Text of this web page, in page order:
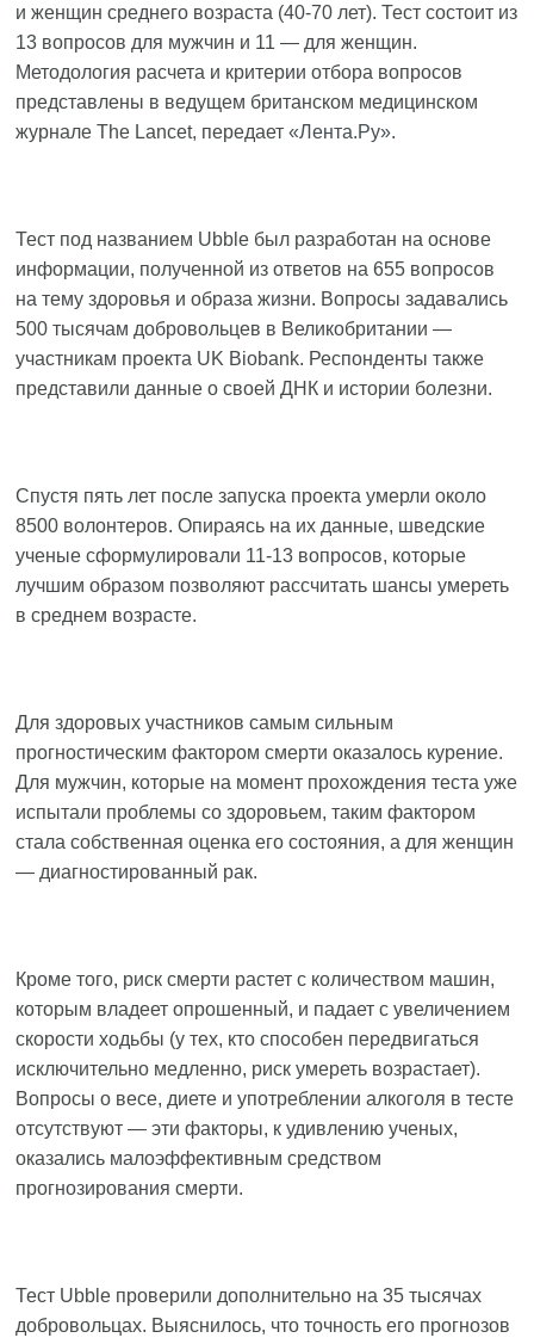
и женщин среднего возраста (40-70 лет). Тест состоит из
13 вопросов для мужчин и 11 — для женщин.
Методология расчета и критерии отбора вопросов
представлены в ведущем британском медицинском
журнале The Lancet, передает«Лента.Ру».
Тест под названием Ubble был разработан на основе
информации, полученной из ответов на 655 вопросов
на тему здоровья и образа жизни. Вопросы задавались
500 тысячам добровольцев в Великобритании —
участникам проекта UK Biobank. Респонденты также
представили данные о своей ДНК и истории болезни.
Спустя пять лет после запуска проекта умерли около
8500 волонтеров. Опираясь на их данные, шведские
ученые сформулировали 11-13 вопросов, которые
лучшим образом позволяют рассчитать шансы умереть
в среднем возрасте.
Для здоровых участников самым сильным
прогностическим фактором смерти оказалось курение.
Для мужчин, которые на момент прохождения теста уже
испытали проблемы со здоровьем, таким фактором
стала собственная оценка его состояния, а для женщин
— диагностированный рак.
Кроме того, риск смерти растет с количеством машин,
которым владеет опрошенный, и падает с увеличением
скорости ходьбы (у тех, кто способен передвигаться
исключительно медленно, риск умереть возрастает).
Вопросы о весе, диете и употреблении алкоголя в тесте
отсутствуют — эти факторы, к удивлению ученых,
оказались малоэффективным средством
прогнозирования смерти.
Тест Ubble проверили дополнительно на 35 тысячах
добровольцах. Выяснилось, что точность его прогнозов